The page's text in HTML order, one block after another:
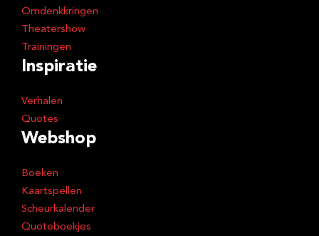
Omdenkkringen
Theatershow
Trainingen
Inspiratie
Verhalen
Quotes
Webshop
Boeken
Kaartspellen
Scheurkalender
Quoteboekjes